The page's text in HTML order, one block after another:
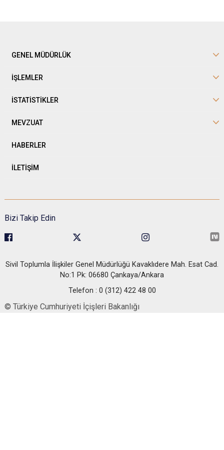
GENEL MÜDÜRLÜK
İŞLEMLER
İSTATİSTİKLER
MEVZUAT
HABERLER
İLETİŞİM
Bizi Takip Edin
Sivil Toplumla İlişkiler Genel Müdürlüğü Kavaklıdere Mah. Esat Cad.
No:1 Pk: 06680 Çankaya/Ankara
Telefon : 0 (312) 422 48 00
© Türkiye Cumhuriyeti İçişleri Bakanlığı